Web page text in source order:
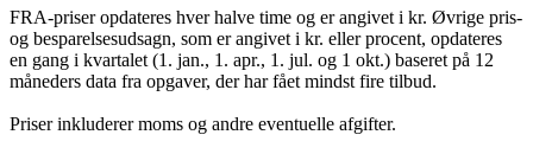
FRA-priser opdateres hver halve time og er angivet i kr. Øvrige pris-
og besparelsesudsagn, som er angivet i kr. eller procent, opdateres
en gang i kvartalet (1. jan., 1. apr., 1. jul. og 1 okt.) baseret på 12
måneders data fra opgaver, der har fået mindst fire tilbud.
Priser inkluderer moms og andre eventuelle afgifter.